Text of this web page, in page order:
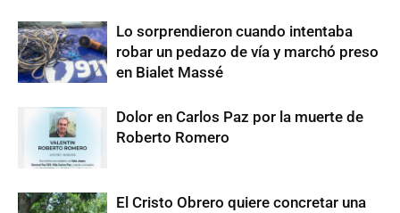
Lo sorprendieron cuando intentaba
robar un pedazo de vía y marchó preso
en Bialet Massé
Dolor en Carlos Paz por la muerte de
Roberto Romero
El Cristo Obrero quiere concretar una